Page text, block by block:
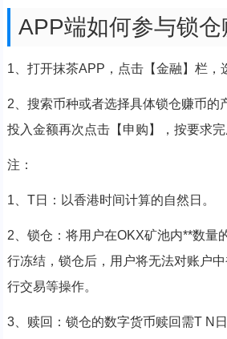
APP端如何参与锁仓
1、打开抹茶APP，点击【金融】栏，
2、搜索币种或者选择具体锁仓赚币的
投入金额再次点击【申购】，按要求完
注：
1、T日：以香港时间计算的自然日。
2、锁仓：将用户在OKX矿池内**数量
行冻结，锁仓后，用户将无法对账户
行交易等操作。
3、赎回：锁仓的数字货币赎回需T N